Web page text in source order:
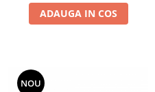
ADAUGA IN COS
NOU